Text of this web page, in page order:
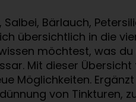
Bärlauch,
übersichtlich in die
möchtest, was
Mit dieser
Möglichkeiten.
von Tinkturen,